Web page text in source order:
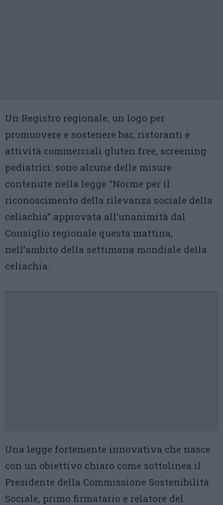
Un Registro regionale, un logo per
promuovere e sostenere bar, ristoranti e
attività commerciali gluten free, screening
pediatrici: sono alcune delle misure
contenute nella legge “Norme per il
riconoscimento della rilevanza sociale della
celiachia” approvata all’unanimità dal
Consiglio regionale questa mattina,
nell’ambito della settimana mondiale della
celiachia.
Una legge fortemente innovativa che nasce
con un obiettivo chiaro come sottolinea il
Presidente della Commissione Sostenibilità
Sociale, primo firmatario e relatore del